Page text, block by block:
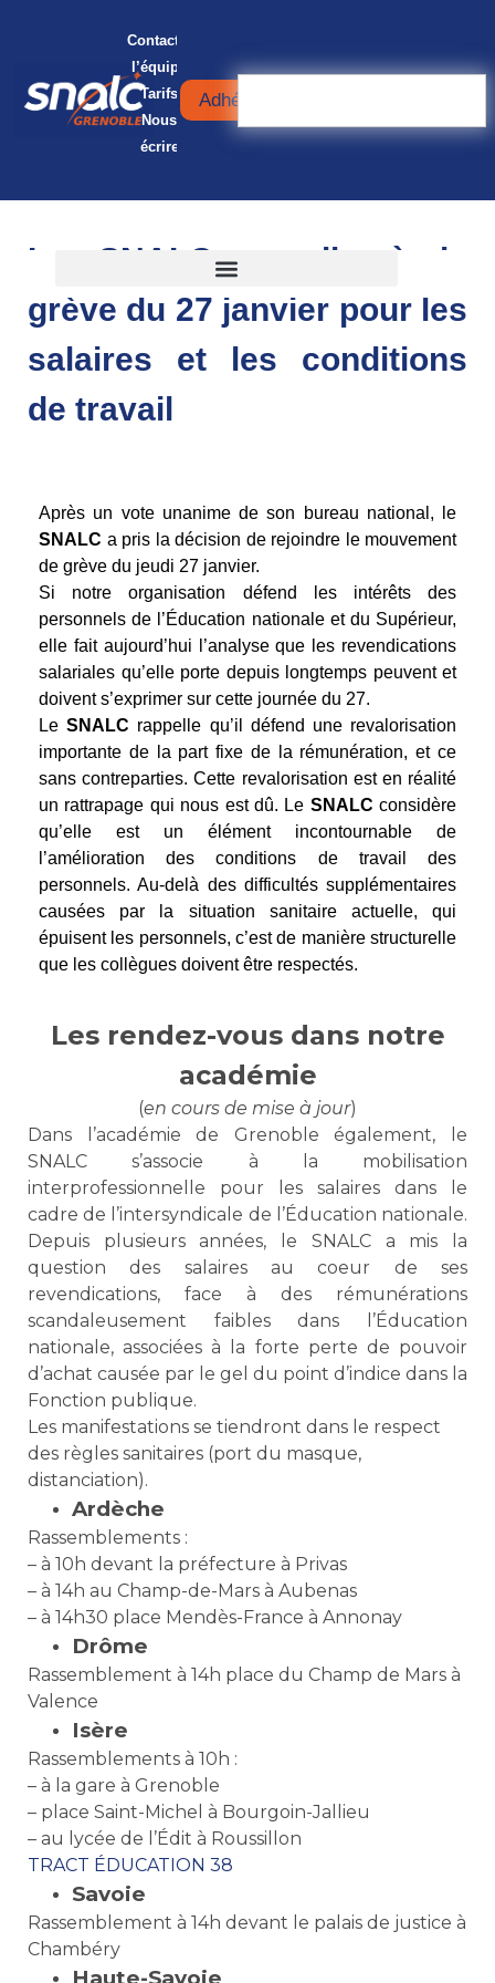
Contacter
l’équipe
Tarifs
Nous
écrire
Adhérer
Le SNALC appelle à la
grève du 27 janvier pour les
salaires et les conditions
de travail
Après un vote unanime de son bureau national, le
SNALC a pris la décision de rejoindre le mouvement
de grève du jeudi 27 janvier.
Si notre organisation défend les intérêts des
personnels de l’Éducation nationale et du Supérieur,
elle fait aujourd’hui l’analyse que les revendications
salariales qu’elle porte depuis longtemps peuvent et
doivent s’exprimer sur cette journée du 27.
LeSNALC rappelle qu’il défend une revalorisation
importante de la part fixe de la rémunération, et ce
sans contreparties. Cette revalorisation est en réalité
un rattrapage qui nous est dû. Le SNALC considère
qu’elle est un élément incontournable de
l’amélioration des conditions de travail des
personnels. Au-delà des difficultés supplémentaires
causées par la situation sanitaire actuelle, qui
épuisent les personnels, c’est de manière structurelle
que les collègues doivent être respectés.
Les rendez-vous dans notre
académie
(en cours de mise à jour)
Dans l’académie de Grenoble également, le
SNALC s’associe à la mobilisation
interprofessionnelle pour les salaires dans le
cadre de l’intersyndicale de l’Éducation nationale.
Depuis plusieurs années, le SNALC a mis la
question des salaires au coeur de ses
revendications, face à des rémunérations
scandaleusement faibles dans l’Éducation
nationale, associées à la forte perte de pouvoir
d’achat causée par le gel du point d’indice dans la
Fonction publique.
Les manifestations se tiendront dans le respect
des règles sanitaires (port du masque,
distanciation).
Ardèche
Rassemblements :
– à 10h devant la préfecture à Privas
– à 14h au Champ-de-Mars à Aubenas
– à 14h30 place Mendès-France à Annonay
Drôme
Rassemblement à 14h place du Champ de Mars à
Valence
Isère
Rassemblements à 10h :
– à la gare à Grenoble
– place Saint-Michel à Bourgoin-Jallieu
– au lycée de l’Édit à Roussillon
TRACT ÉDUCATION 38
Savoie
Rassemblement à 14h devant le palais de justice à
Chambéry